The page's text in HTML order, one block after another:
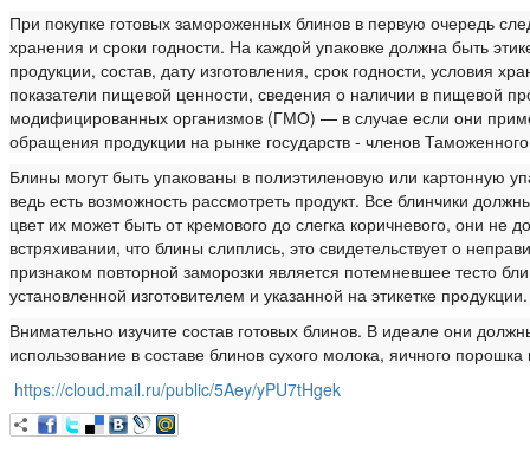
При покупке готовых замороженных блинов в первую очередь
хранения и сроки годности. На каждой упаковке должна быть
продукции, состав, дату изготовления, срок годности, условия
показатели пищевой ценности, сведения о наличии в пищевой
модифицированных организмов (ГМО) — в случае если они
обращения продукции на рынке государств - членов
Блины могут быть упакованы в полиэтиленовую или картонную
ведь есть возможность рассмотреть продукт. Все блинчики
цвет их может быть от кремового до слегка коричневого, они
встряхивании, что блины слиплись, это свидетельствует о
признаком повторной заморозки является потемневшее тесто
установленной изготовителем и указанной на этикетке продукции.
Внимательно изучите состав готовых блинов. В идеале они
использование в составе блинов сухого молока, яичного
https://cloud.mail.ru/public/5Aey/yPU7tHgek